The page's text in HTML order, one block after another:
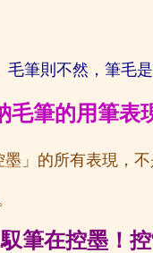
毛筆則不然，筆毛
毛筆的用筆表
墨」的所有表現，
馭筆在控墨！